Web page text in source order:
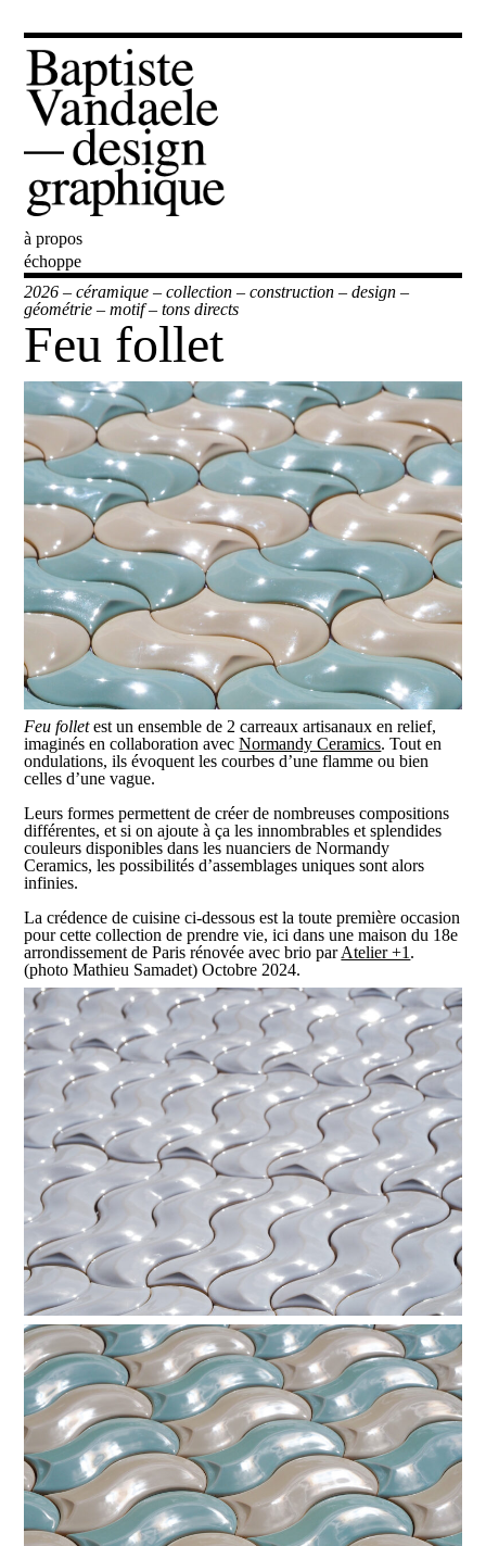
Baptiste Vandaele
à propos
échoppe
2026 –céramique –collection –construction –design –
géométrie –motif–tons directs
Feu follet
Feu folletest un ensemble de 2 carreaux artisanaux en relief,
imaginés en collaboration avecNormandy Ceramics. Tout en
ondulations, ils évoquent les courbes d’une flamme ou bien
celles d’une vague.
Leurs formes permettent de créer de nombreuses compositions
différentes, et si on ajoute à ça les innombrables et splendides
couleurs disponibles dans les nuanciers de Normandy
Ceramics, les possibilités d’assemblages uniques sont alors
infinies.
La crédence de cuisine ci-dessous est la toute première occasion
pour cette collection de prendre vie, ici dans une maison du 18e
arrondissement de Paris rénovée avec brio parAtelier +1 .
(photo Mathieu Samadet) Octobre 2024.